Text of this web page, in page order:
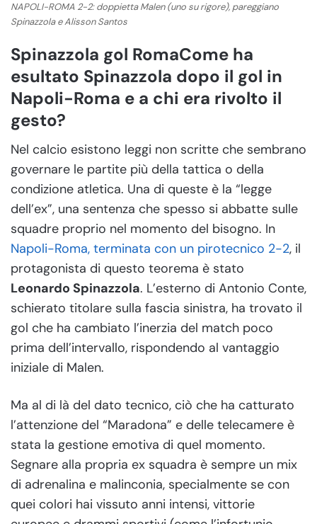
NAPOLI-ROMA 2-2: doppietta Malen (uno su rigore), pareggiano
Spinazzola e Alisson Santos
Spinazzola gol RomaCome ha
esultato Spinazzola dopo il gol in
Napoli-Roma e a chi era rivolto il
gesto?
Nel calcio esistono leggi non scritte che sembrano
governare le partite più della tattica o della
condizione atletica. Una di queste è la “legge
dell’ex”, una sentenza che spesso si abbatte sulle
squadre proprio nel momento del bisogno. In
Napoli-Roma, terminata con un pirotecnico 2-2, il
protagonista di questo teorema è stato
Leonardo Spinazzola. L’esterno di Antonio Conte,
schierato titolare sulla fascia sinistra, ha trovato il
gol che ha cambiato l’inerzia del match poco
prima dell’intervallo, rispondendo al vantaggio
iniziale di Malen.
Ma al di là del dato tecnico, ciò che ha catturato
l’attenzione del “Maradona” e delle telecamere è
stata la gestione emotiva di quel momento.
Segnare alla propria ex squadra è sempre un mix
di adrenalina e malinconia, specialmente se con
quei colori hai vissuto anni intensi, vittorie